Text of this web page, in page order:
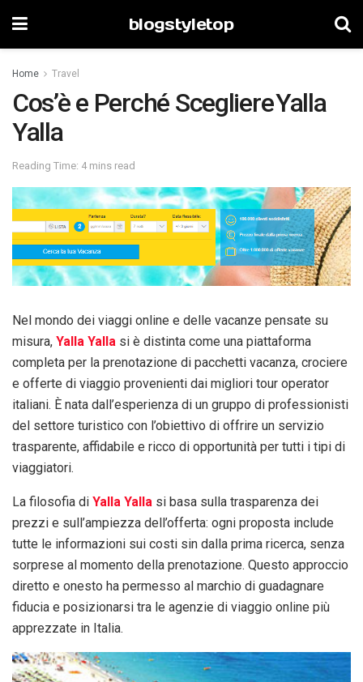
blogstyletop
Home Travel
Cos’è e Perché Scegliere Yalla
Yalla
Reading Time: 4 mins read
Nel mondo dei viaggi online e delle vacanze pensate su
misura, Yalla Yalla si è distinta come una piattaforma
completa per la prenotazione di pacchetti vacanza, crociere
e offerte di viaggio provenienti dai migliori tour operator
italiani. È nata dall’esperienza di un gruppo di professionisti
del settore turistico con l’obiettivo di offrire un servizio
trasparente, affidabile e ricco di opportunità per tutti i tipi di
viaggiatori.
La filosofia di Yalla Yalla si basa sulla trasparenza dei
prezzi e sull’ampiezza dell’offerta: ogni proposta include
tutte le informazioni sui costi sin dalla prima ricerca, senza
sorprese al momento della prenotazione. Questo approccio
diretto e onesto ha permesso al marchio di guadagnare
fiducia e posizionarsi tra le agenzie di viaggio online più
apprezzate in Italia.